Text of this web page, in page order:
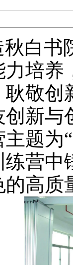
白书
培养
敬创
新与
题为
营中
高质